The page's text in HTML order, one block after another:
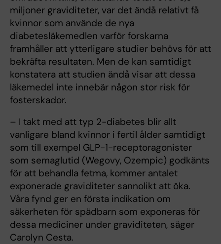
miljoner graviditeter, var det ändå relativt få
kvinnor som använde de nya
diabetesläkemedlen varför forskarna
framhåller att ytterligare studier behövs för att
bekräfta resultaten. Men de kan samtidigt
konstatera att studien ändå visar att dessa
läkemedel inte innebär någon stor risk för
fosterskador.
– I takt med att typ 2-diabetes blir allt
vanligare bland kvinnor i fertil ålder samtidigt
som till exempel GLP-1-receptoragonister
som semaglutid (Wegovy, Ozempic) godkänts
för att behandla fetma, kommer antalet
exponerade graviditeter sannolikt att öka.
Våra fynd ger en första indikation om
säkerheten för spädbarn som exponeras för
dessa mediciner under graviditeten, säger
Carolyn Cesta.